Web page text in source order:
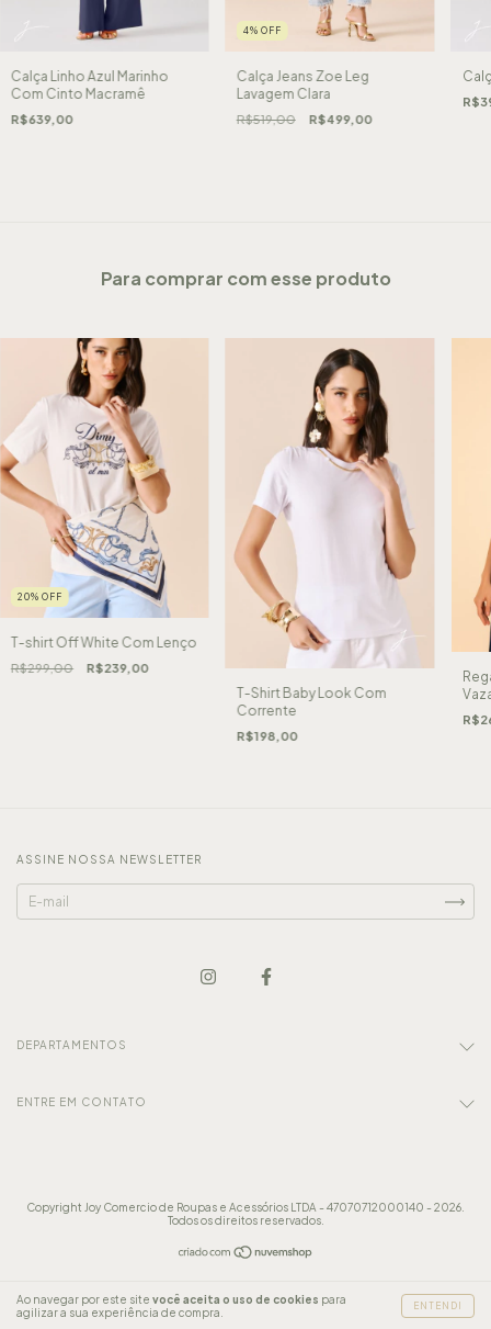
Ao navegar por este site você aceita o uso de cookies para
agilizar a sua experiência de compra.
ENTENDI
Calça Linho Azul Marinho
Com Cinto Macramê
R$639,00
4% OFF
Calça Jeans Zoe Leg
Lavagem Clara
R$519,00 R$499,00
Para comprar com esse produto
20% OFF
T-shirt Off White Com Lenço
R$299,00 R$239,00
T-Shirt Baby Look Com
Corrente
R$198,00
ASSINE NOSSA NEWSLETTER
DEPARTAMENTOS
ENTRE EM CONTATO
Copyright Joy Comercio de Roupas e Acessórios LTDA - 47070712000140 - 2026.
Todos os direitos reservados.